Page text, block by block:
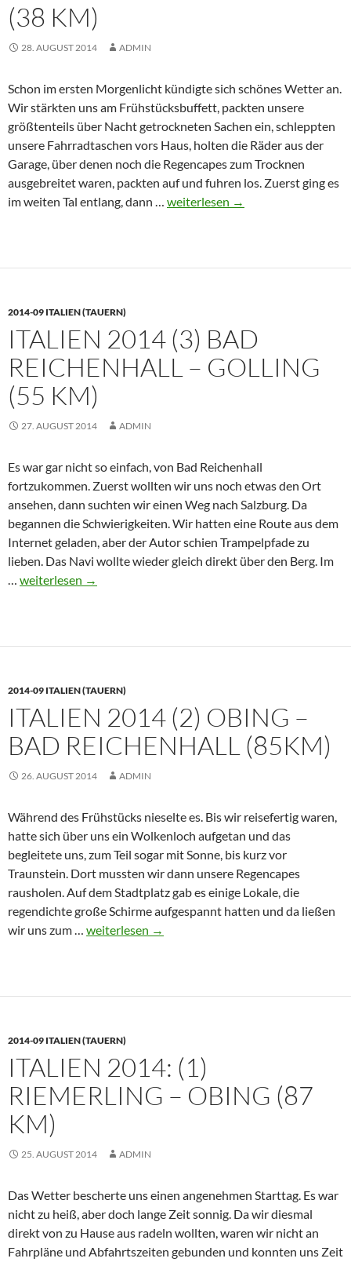
(38 KM)
28. AUGUST 2014 ADMIN
Schon im ersten Morgenlicht kündigte sich schönes Wetter an.
Wir stärkten uns am Frühstücksbuffett, packten unsere
größtenteils über Nacht getrockneten Sachen ein, schleppten
unsere Fahrradtaschen vors Haus, holten die Räder aus der
Garage, über denen noch die Regencapes zum Trocknen
ausgebreitet waren, packten auf und fuhren los. Zuerst ging es
im weiten Tal entlang, dann … Italien
im
Pongau
weiterlesen →
2014-09 ITALIEN (TAUERN)
ITALIEN 2014 (3) BAD
REICHENHALL – GOLLING
(55 KM)
27. AUGUST 2014 ADMIN
Es war gar nicht so einfach, von Bad Reichenhall
fortzukommen. Zuerst wollten wir uns noch etwas den Ort
ansehen, dann suchten wir einen Weg nach Salzburg. Da
begannen die Schwierigkeiten. Wir hatten eine Route aus dem
Internet geladen, aber der Autor schien Trampelpfade zu
lieben. Das Navi wollte wieder gleich direkt über den Berg. Im
… Italien
Golling
(55
km)
weiterlesen →
2014-09 ITALIEN (TAUERN)
ITALIEN 2014 (2) OBING –
BAD REICHENHALL (85KM)
26. AUGUST 2014 ADMIN
Während des Frühstücks nieselte es. Bis wir reisefertig waren,
hatte sich über uns ein Wolkenloch aufgetan und das
begleitete uns, zum Teil sogar mit Sonne, bis kurz vor
Traunstein. Dort mussten wir dann unsere Regencapes
rausholen. Auf dem Stadtplatz gab es einige Lokale, die
regendichte große Schirme aufgespannt hatten und da ließen
wir uns zum … Italien
Reichenhall
(85km)
weiterlesen →
2014-09 ITALIEN (TAUERN)
ITALIEN 2014: (1)
RIEMERLING – OBING (87
KM)
25. AUGUST 2014 ADMIN
Das Wetter bescherte uns einen angenehmen Starttag. Es war
nicht zu heiß, aber doch lange Zeit sonnig. Da wir diesmal
direkt von zu Hause aus radeln wollten, waren wir nicht an
Fahrpläne und Abfahrtszeiten gebunden und konnten uns Zeit